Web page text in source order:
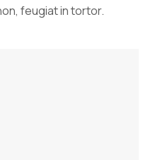
feugiat in tortor.